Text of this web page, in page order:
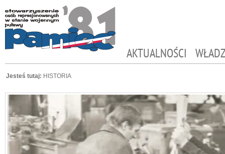
AKTUALNOŚCI
Jesteś tutaj: HISTORIA